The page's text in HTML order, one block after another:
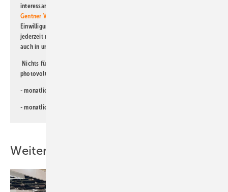
interessante Verlags- und Online-Angebote
Gentner Verlag GmbH & Co. KG
Einwilligung kann ich jederzeit widerrufen und eine Abmeldung ist
jederzeit möglich. Informationen zum Umgang mit Daten finden Sie
auch in unserer
Nichts für Sie dabei? Dann lesen Sie doch einen unserer weiteren
photovoltaik-Newsletter!
- monatlicher
- monatlicher
Weitere Inhalte